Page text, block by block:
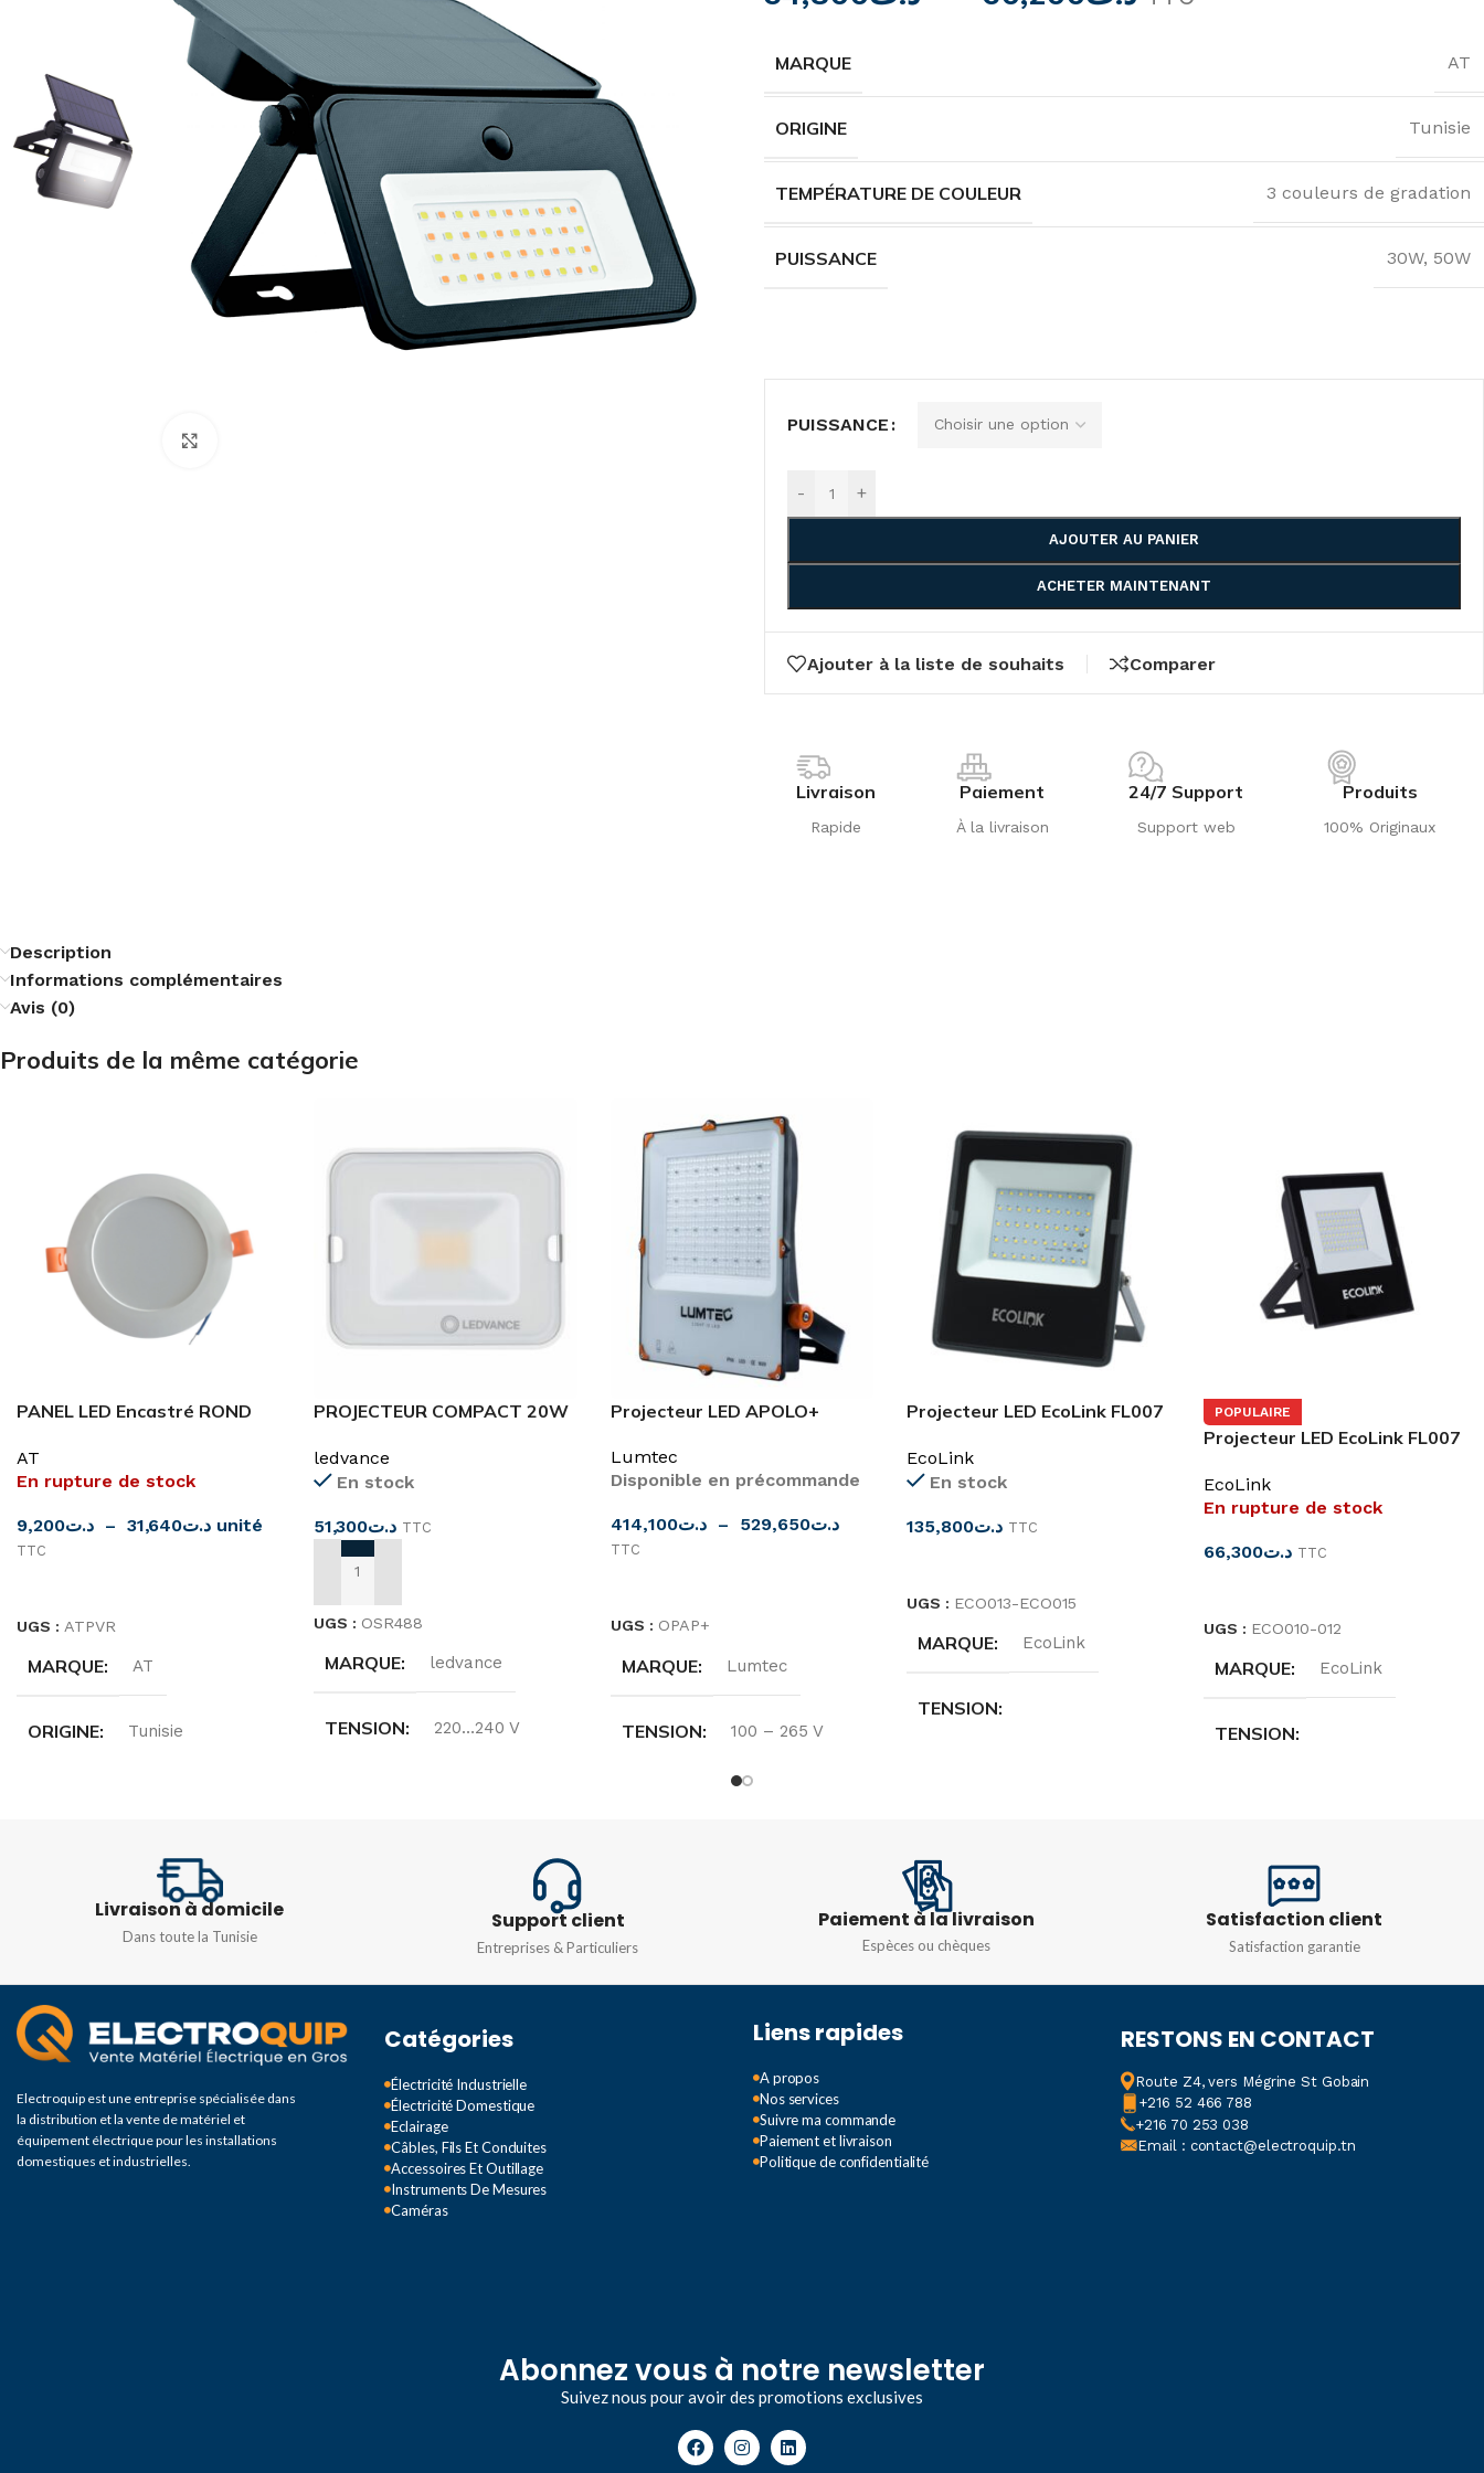
MARQUE AT
ORIGINE Tunisie
TEMPÉRATURE DE COULEUR 3 couleurs de gradation
PUISSANCE 30W, 50W
PUISSANCE
- +
AJOUTER AU PANIER
ACHETER MAINTENANT
Ajouter à la liste de souhaits Comparer
Livraison
Rapide
Paiement
À la livraison
24/7 Support
Support web
Produits
100% Originaux
Description
Informations complémentaires
Avis (0)
Produits de la même catégorie
PANEL LED Encastré ROND
AT
En rupture de stock
د.ت9,200 – د.ت31,640 unité
TTC
UGS : ATPVR
MARQUE AT
ORIGINE Tunisie
30W,6w,9w
TENSION 220 V
TEMPÉRATURE DE
4000K , 8000k
PROJECTEUR COMPACT 20W
ledvance
En stock
د.ت51,300 TTC
AJOUTER AU PANIER
UGS : OSR488
MARQUE ledvance
TENSION 220…240 V
Projecteur LED APOLO+
Lumtec
Disponible en précommande
د.ت414,100 – د.ت529,650
TTC
UGS : OPAP+
MARQUE Lumtec
TENSION 100 – 265 V
TEMPÉRATURE DE
COULEUR
400W
Projecteur LED EcoLink FL007
EcoLink
En stock
د.ت135,800 TTC
UGS : ECO013-ECO015
MARQUE EcoLink
TENSION
TEMPÉRATURE DE
COULEUR
DEGRÉ DE PROTECTION
POPULAIRE
Projecteur LED EcoLink FL007
EcoLink
En rupture de stock
د.ت66,300 TTC
UGS : ECO010-012
MARQUE EcoLink
TENSION
TEMPÉRATURE DE
COULEUR
IP65
Livraison à domicile
Dans toute la Tunisie
Support client
Entreprises & Particuliers
Paiement à la livraison
Espèces ou chèques
Satisfaction client
Satisfaction garantie
Electroquip est une entreprise spécialisée dans
la distribution et la vente de matériel et
équipement électrique pour les installations
domestiques et industrielles.
Catégories
Électricité Industrielle
Électricité Domestique
Eclairage
Câbles, Fils Et Conduites
Accessoires Et Outillage
Instruments De Mesures
Caméras
Liens rapides
A propos
Nos services
Suivre ma commande
Paiement et livraison
Politique de confidentialité
RESTONS EN CONTACT
Route Z4, vers Mégrine St Gobain
+216 52 466 788
+216 70 253 038
Email : contact@electroquip.tn
Abonnez vous à notre newsletter
Suivez nous pour avoir des promotions exclusives